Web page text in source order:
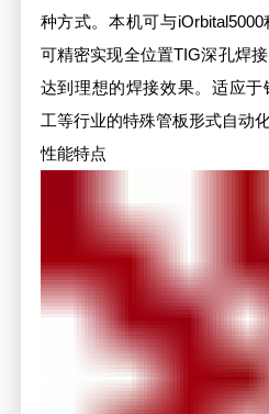
种方式。本机可与
可精密实现全位置TIG深孔焊
达到理想的焊接效果。适应
工等行业的特殊管板形式自动化
性能特点